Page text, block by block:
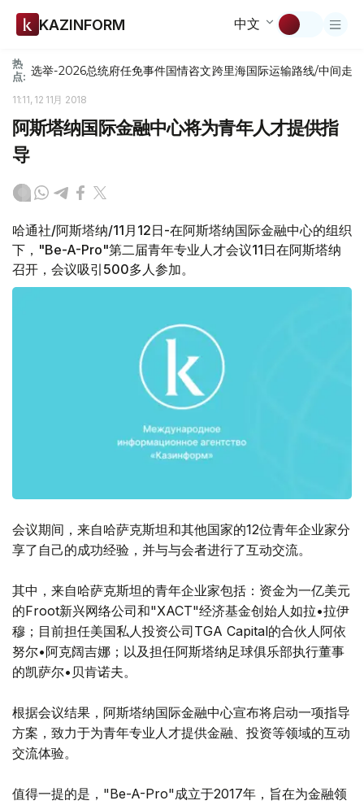
KAZINFORM 中文
热
点: 选举-2026总统府任免事件国情咨文跨里海国际运输路线/中间走廊
11:11, 12 11月 2018
阿斯塔纳国际金融中心将为青年人才提供指
导
哈通社/阿斯塔纳/11月12日-在阿斯塔纳国际金融中心的组织
下，"Be-A-Pro"第二届青年专业人才会议11日在阿斯塔纳
召开，会议吸引500多人参加。
会议期间，来自哈萨克斯坦和其他国家的12位青年企业家分
享了自己的成功经验，并与与会者进行了互动交流。
其中，来自哈萨克斯坦的青年企业家包括：资金为一亿美元
的Froot新兴网络公司和"ХАСТ"经济基金创始人如拉•拉伊
穆；目前担任美国私人投资公司TGA Capital的合伙人阿依
努尔•阿克阔吉娜；以及担任阿斯塔纳足球俱乐部执行董事
的凯萨尔•贝肯诺夫。
根据会议结果，阿斯塔纳国际金融中心宣布将启动一项指导
方案，致力于为青年专业人才提供金融、投资等领域的互动
交流体验。
值得一提的是，"Be-A-Pro"成立于2017年，旨在为金融领